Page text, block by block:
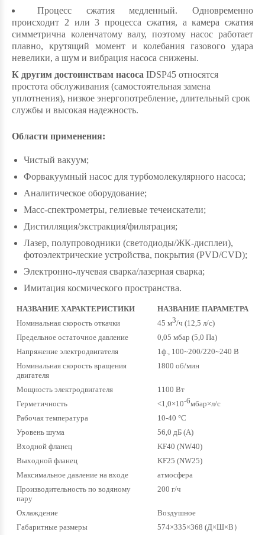
Процесс сжатия медленный. Одновременно
происходит 2 или 3 процесса сжатия, а камера сжатия
симметрична коленчатому валу, поэтому насос работает
плавно, крутящий момент и колебания газового удара
невелики, а шум и вибрация насоса снижены.
К другим достоинствам насоса IDSP45 относятся
простота обслуживания (самостоятельная замена
уплотнения), низкое энергопотребление, длительный срок
службы и высокая надежность.
Области применения:
Чистый вакуум;
Форвакуумный насос для турбомолекулярного насоса;
Аналитическое оборудование;
Масс-спектрометры, гелиевые течеискатели;
Дистилляция/экстракция/фильтрация;
Лазер, полупроводники (светодиоды/ЖК-дисплеи),
фотоэлектрические устройства, покрытия (PVD/CVD);
Электронно-лучевая сварка/лазерная сварка;
Имитация космического пространства.
НАЗВАНИЕ ХАРАКТЕРИСТИКИ
НАЗВАНИЕ ПАРАМЕТРА
Номинальная скорость откачки
45 м3/ч (12,5 л/с)
Предельное остаточное давление
0,05 мбар (5,0 Па)
Напряжение электродвигателя
1ф., 100~200/220~240 В
Номинальная скорость вращения
двигателя
1800 об/мин
Мощность электродвигателя
1100 Вт
Герметичность
<1,0×10-6мбар×л/с
Рабочая температура
10-40 °С
Уровень шума
56,0 дБ (А)
Входной фланец
KF40 (NW40)
Выходной фланец
KF25 (NW25)
Максимальное давление на входе
атмосфера
Производительность по водяному
пару
200 г/ч
Охлаждение
Воздушное
Габаритные размеры
574×335×368 (Д×Ш×В）